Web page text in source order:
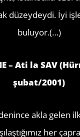
düzeydeydi. İyi
buluyor.(…)
– Ati la SAV
şubat/2001)
akla gelen
her